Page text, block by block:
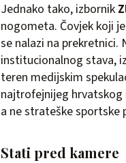
Jednako tako, izbornik
nogometa. Čovjek koji
se nalazi na
institucionalnog stava,
teren medijskim
najtrofejnijeg hrvatskog
a ne strateške sportske
Stati pred kamere